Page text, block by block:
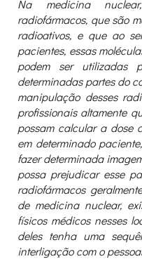
Na medicina
radiofármacos, que são
radioativos, e que ao
pacientes, essas
podem ser utilizadas
determinadas partes do
manipulação desses
profissionais altamente
possam calcular a dose
em determinado
fazer determinada
possa prejudicar esse
radiofármacos
de medicina nuclear,
físicos médicos nesses
deles tenha uma
interligação com o